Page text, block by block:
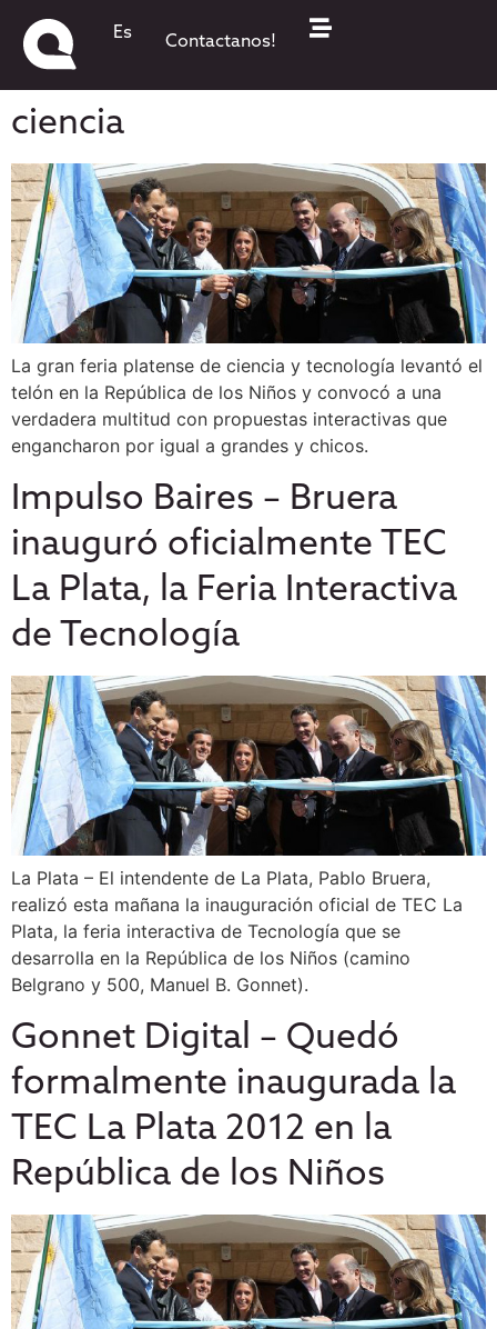
Es Contactanos!
El Día – Asombro y una
multitud en la feria de
ciencia
La gran feria platense de ciencia y tecnología levantó el
telón en la República de los Niños y convocó a una
verdadera multitud con propuestas interactivas que
engancharon por igual a grandes y chicos.
Impulso Baires – Bruera
inauguró oficialmente TEC
La Plata, la Feria Interactiva
de Tecnología
La Plata – El intendente de La Plata, Pablo Bruera,
realizó esta mañana la inauguración oficial de TEC La
Plata, la feria interactiva de Tecnología que se
desarrolla en la República de los Niños (camino
Belgrano y 500, Manuel B. Gonnet).
Gonnet Digital – Quedó
formalmente inaugurada la
TEC La Plata 2012 en la
República de los Niños